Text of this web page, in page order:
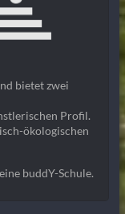
bietet zwei
Profil.
ökologischen
buddY-Schule.